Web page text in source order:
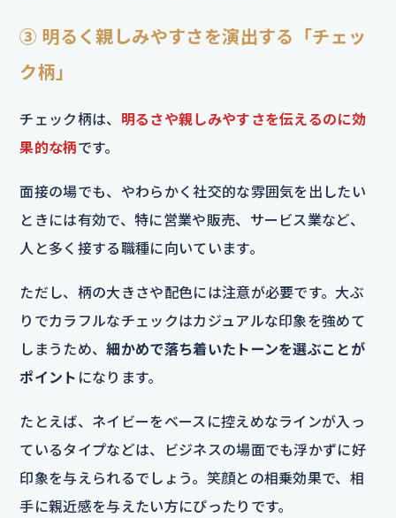
③ 明るく親しみやすさを演出する「チェッ
ク柄」
チェック柄は、 明るさや親しみやすさを伝えるのに効
果的な柄です。
面接の場でも、やわらかく社交的な雰囲気を出したい
ときには有効で、特に営業や販売、サービス業など、
人と多く接する職種に向いています。
ただし、柄の大きさや配色には注意が必要です。大ぶ
りでカラフルなチェックはカジュアルな印象を強めて
しまうため、細かめで落ち着いたトーンを選ぶことが
ポイント になります。
たとえば、ネイビーをベースに控えめなラインが入っ
ているタイプなどは、ビジネスの場面でも浮かずに好
印象を与えられるでしょう。笑顔との相乗効果で、相
手に親近感を与えたい方にぴったりです。